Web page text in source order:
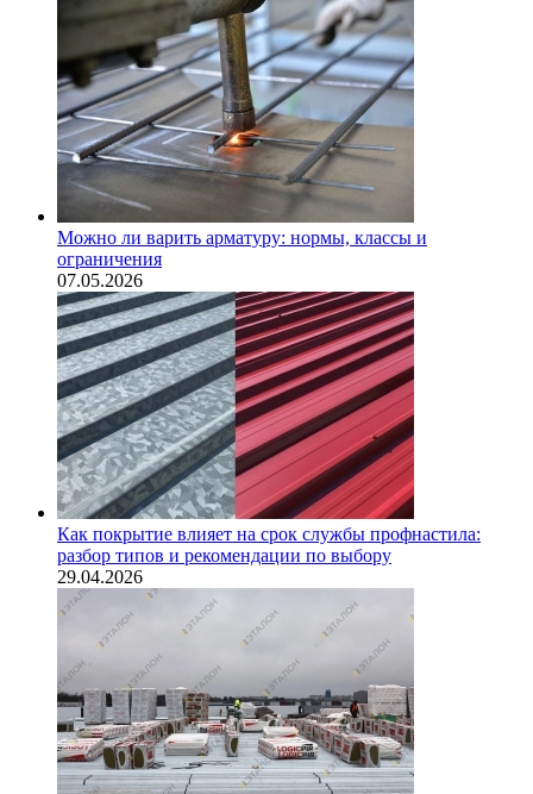
Можно ли варить арматуру: нормы, классы и
ограничения
07.05.2026
Как покрытие влияет на срок службы профнастила:
разбор типов и рекомендации по выбору
29.04.2026